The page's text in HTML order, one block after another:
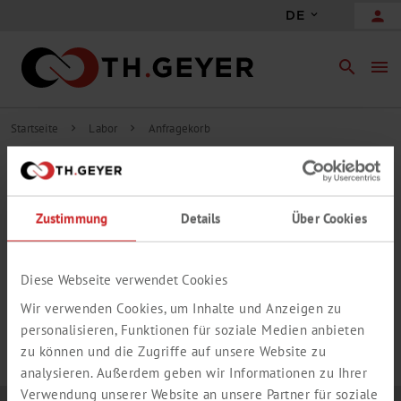
Zustimmung Details Über Cookies
Diese Webseite verwendet Cookies
Wir verwenden Cookies, um Inhalte und Anzeigen zu
personalisieren, Funktionen für soziale Medien anbieten
zu können und die Zugriffe auf unsere Website zu
analysieren. Außerdem geben wir Informationen zu Ihrer
Verwendung unserer Website an unsere Partner für soziale
DE person
search menu
Startseite chevron_right Labor chevron_right Anfragekorb
INHALT ANFRAGEKORB
add_circle_outline Freie Anfrageposition hinzufügen
IHR ANFRAGEKORB IST LEER.